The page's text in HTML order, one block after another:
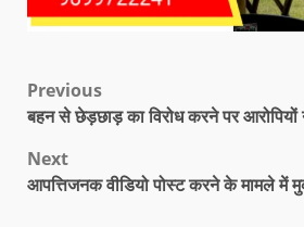
Previous
बहन से छेड़छाड़ का विरोध करने पर आरोपियों
Next
आपत्तिजनक वीडियो पोस्ट करने के मामले में